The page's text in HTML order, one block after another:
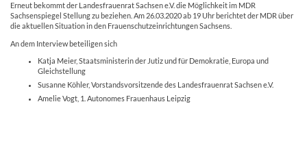
Erneut bekommt der Landesfrauenrat Sachsen e.V. die Möglichkeit im MDR
Sachsenspiegel Stellung zu beziehen. Am 26.03.2020 ab 19 Uhr berichtet der MDR über
die aktuellen Situation in den Frauenschutzeinrichtungen Sachsens.
An dem Interview beteiligen sich
Katja Meier, Staatsministerin der Jutiz und für Demokratie, Europa und
Gleichstellung
Susanne Köhler, Vorstandsvorsitzende des Landesfrauenrat Sachsen e.V.
Amelie Vogt, 1. Autonomes Frauenhaus Leipzig